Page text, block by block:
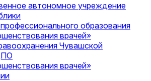
автономное учреждение
образования
врачей»
Чувашской
врачей»